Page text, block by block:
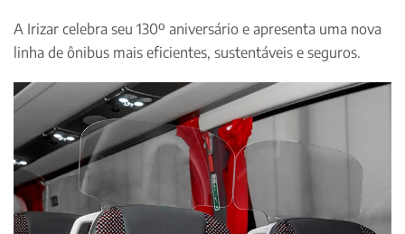
A Irizar celebra seu 130º aniversário e apresenta uma nova
linha de ônibus mais eficientes, sustentáveis e seguros.